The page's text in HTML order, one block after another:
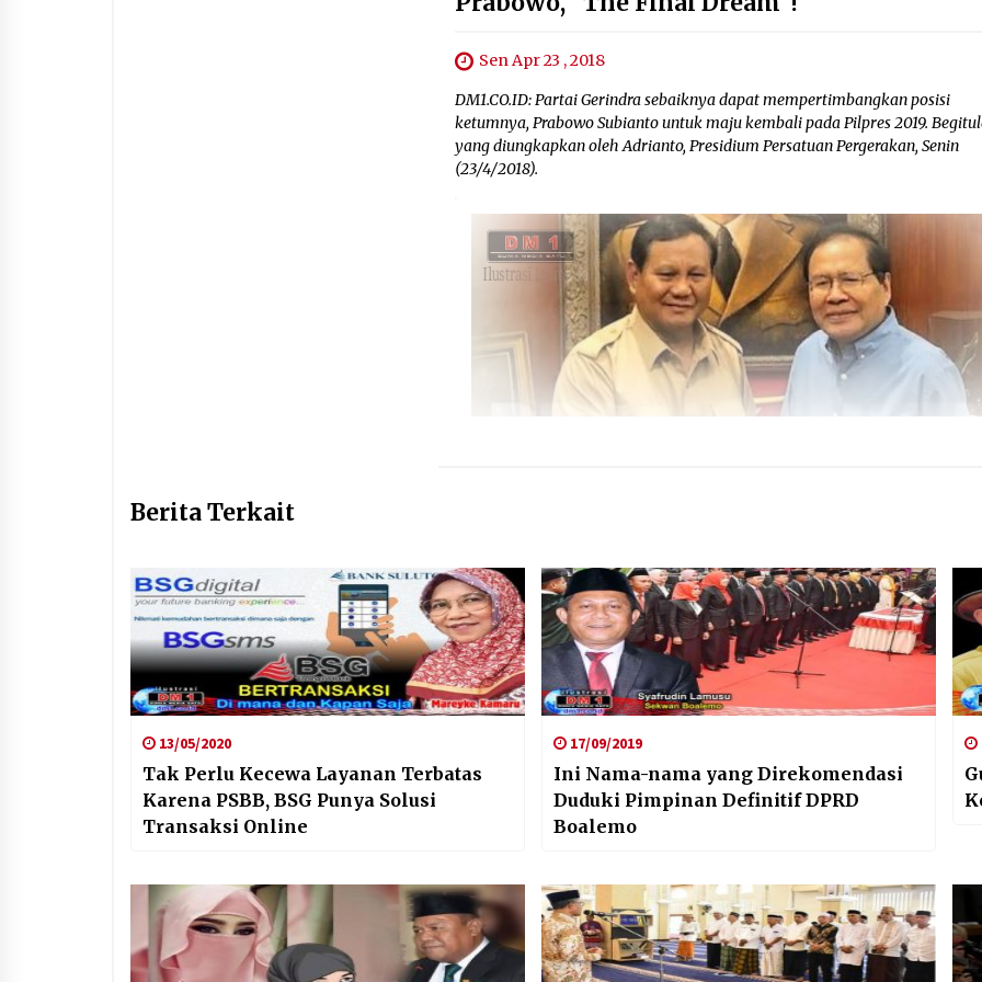
Sen Apr 23 , 2018
DM1.CO.ID: Partai Gerindra sebaiknya dapat mempertimbangkan posisi
ketumnya, Prabowo Subianto untuk maju kembali pada Pilpres 2019.
yang diungkapkan oleh Adrianto, Presidium Persatuan Pergerakan, Senin
(23/4/2018).
Berita Terkait
13/05/2020
Tak Perlu Kecewa Layanan Terbatas
Karena PSBB, BSG Punya Solusi
Transaksi Online
17/09/2019
Ini Nama-nama yang Direkomendasi
Duduki Pimpinan Definitif DPRD
Boalemo